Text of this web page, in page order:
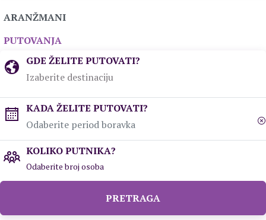
ARANŽMANI
PUTOVANJA
GDE ŽELITE PUTOVATI?
KADA ŽELITE PUTOVATI?
KOLIKO PUTNIKA?
Odaberite broj osoba
PRETRAGA